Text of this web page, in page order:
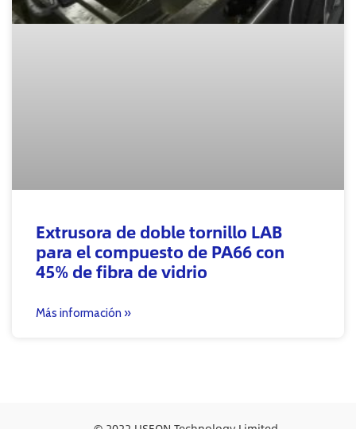
Extrusora de doble tornillo LAB
para el compuesto de PA66 con
45% de fibra de vidrio
Más información »